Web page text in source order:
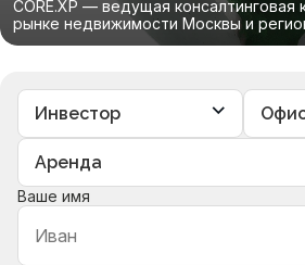
CORE.XP — ведущая консалтинговая
рынке недвижимости Москвы и
Ваше имя